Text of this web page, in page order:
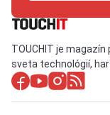
TOUCHIT je
sveta technológií,